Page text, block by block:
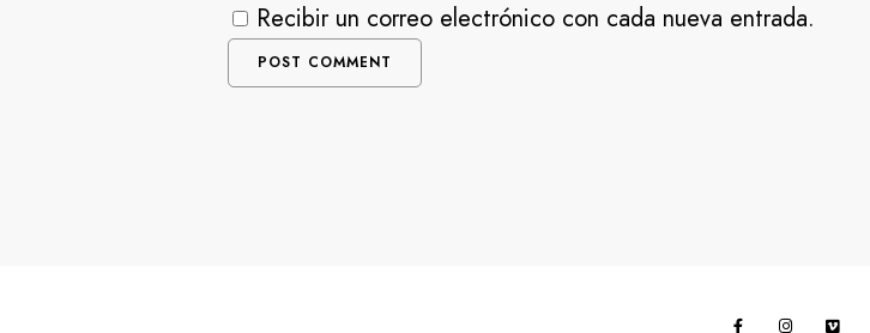
Recibir un correo electrónico con cada nueva entrada.